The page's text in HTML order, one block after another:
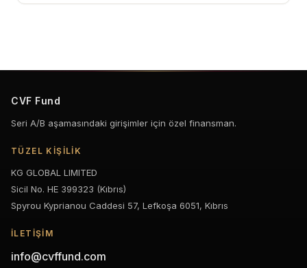
CVF Fund
Seri A/B aşamasındaki girişimler için özel finansman.
TÜZEL KIŞILIK
KG GLOBAL LIMITED
Sicil No. HE 399323 (Kıbrıs)
Spyrou Kyprianou Caddesi 57, Lefkoşa 6051, Kıbrıs
İLETIŞIM
info@cvffund.com